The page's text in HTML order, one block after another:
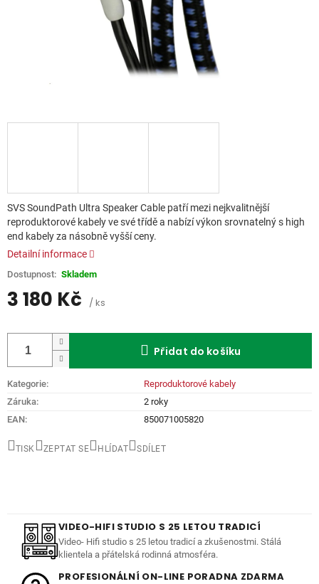
3 180 Kč / ks
cena:
Skladem
Kategorie:
Reproduktorové kabely
Záruka:
2 roky
EAN: 850071005820
Přidat do košíku
SVS SoundPath Ultra Speaker Cable patří mezi nejkvalitnější
reproduktorové kabely ve své třídě a nabízí výkon srovnatelný s high
end kabely za násobně vyšší ceny.
Detailní informace
TISK ZEPTAT SE HLÍDAT SDÍLET
VIDEO-HIFI STUDIO S 25 LETOU TRADICÍ
Video- Hifi studio s 25 letou tradicí a zkušenostmi. Stálá
klientela a přátelská rodinná atmosféra.
PROFESIONÁLNÍ ON-LINE PORADNA ZDARMA